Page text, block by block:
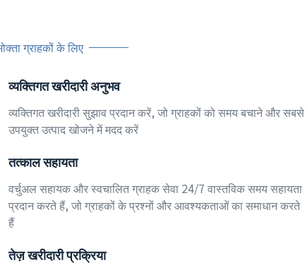
ग्राहकों के लिए
व्यक्तिगत खरीदारी अनुभव
व्यक्तिगत खरीदारी सुझाव प्रदान करें, जो ग्राहकों को समय बचाने और सबसे
उपयुक्त उत्पाद खोजने में मदद करें
तत्काल सहायता
वर्चुअल सहायक और स्वचालित ग्राहक सेवा 24/7 वास्तविक समय सहायता
प्रदान करते हैं, जो ग्राहकों के प्रश्नों और आवश्यकताओं का समाधान करते
हैं
तेज़ खरीदारी प्रक्रिया